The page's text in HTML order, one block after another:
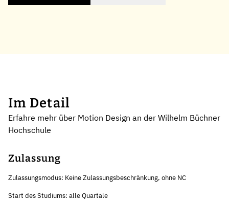
Im Detail
Erfahre mehr über Motion Design an der Wilhelm Büchner
Hochschule
Zulassung
Zulassungsmodus: Keine Zulassungsbeschränkung, ohne NC
Start des Studiums: alle Quartale